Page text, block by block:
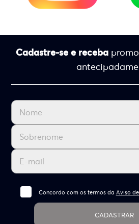
Cadastre-se e receba
Concordo com os termos da Aviso
CADASTRAR